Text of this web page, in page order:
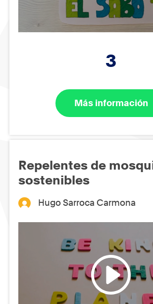
3
Más información
Repelentes de
sostenibles
Hugo Sarroca Carmona